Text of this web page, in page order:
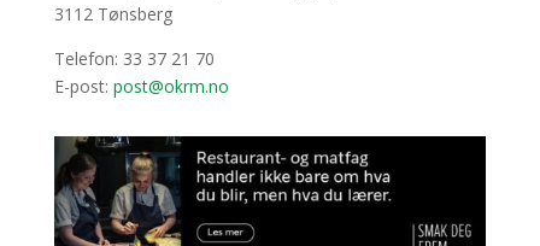
3112 Tønsberg
Telefon: 33 37 21 70
E-post: post@okrm.no